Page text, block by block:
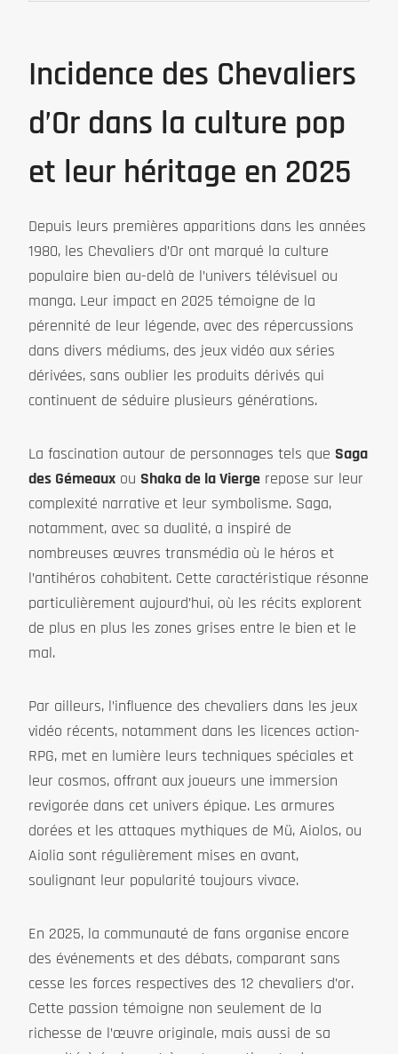
Incidence des Chevaliers
d’Or dans la culture pop
et leur héritage en 2025
Depuis leurs premières apparitions dans les années
1980, les Chevaliers d’Or ont marqué la culture
populaire bien au-delà de l’univers télévisuel ou
manga. Leur impact en 2025 témoigne de la
pérennité de leur légende, avec des répercussions
dans divers médiums, des jeux vidéo aux séries
dérivées, sans oublier les produits dérivés qui
continuent de séduire plusieurs générations.
La fascination autour de personnages tels que Saga
des Gémeaux ou Shaka de la Vierge repose sur leur
complexité narrative et leur symbolisme. Saga,
notamment, avec sa dualité, a inspiré de
nombreuses œuvres transmédia où le héros et
l’antihéros cohabitent. Cette caractéristique résonne
particulièrement aujourd’hui, où les récits explorent
de plus en plus les zones grises entre le bien et le
mal.
Par ailleurs, l’influence des chevaliers dans les jeux
vidéo récents, notamment dans les licences action-
RPG, met en lumière leurs techniques spéciales et
leur cosmos, offrant aux joueurs une immersion
revigorée dans cet univers épique. Les armures
dorées et les attaques mythiques de Mü, Aiolos, ou
Aiolia sont régulièrement mises en avant,
soulignant leur popularité toujours vivace.
En 2025, la communauté de fans organise encore
des événements et des débats, comparant sans
cesse les forces respectives des 12 chevaliers d’or.
Cette passion témoigne non seulement de la
richesse de l’œuvre originale, mais aussi de sa